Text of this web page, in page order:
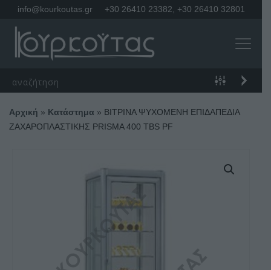
info@kourkoutas.gr +30 26410 23382 +30 26410 32801
Αρχική » Κατάστημα » ΒΙΤΡΙΝΑ ΨΥΧΟΜΕΝΗ ΕΠΙΔΑΠΕΔΙΑ
ΖΑΧΑΡΟΠΛΑΣΤΙΚΗΣ PRISMA 400 TBS PF